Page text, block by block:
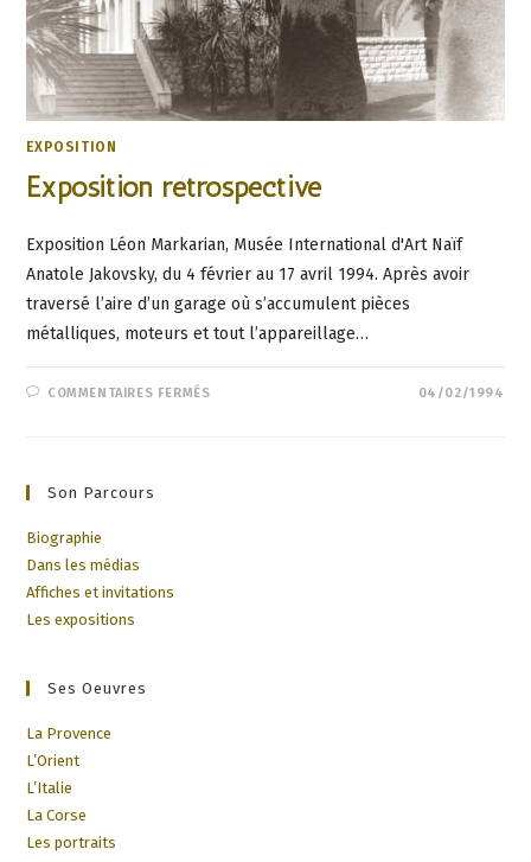
EXPOSITION
Exposition rétrospective
Exposition Léon Markarian, Musée International d'Art Naïf
Anatole Jakovsky, du 4 février au 17 avril 1994. Après avoir
traversé l’aire d’un garage où s’accumulent pièces
métalliques, moteurs et tout l’appareillage…
COMMENTAIRES FERMÉSSUR 04/02/1994
Son Parcours
Biographie
Dans les médias
Affiches et invitations
Les expositions
Ses Oeuvres
La Provence
L’Orient
L’Italie
La Corse
Les portraits